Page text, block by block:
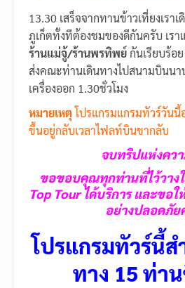
13.30 เสร็จจากทานข้าวเที่ยงเรา
ภูเก็ตทั้งทีต้องชมของดีกันครับ เรา
ร้านแม่จู้/ร้านพรทิพย์กันเรียบร้อย
ส่งคณะท่านเดินทางไปสนามบินนา
เครื่องออก 1.30ชั่วโมง
หมายเหตุ โปรแกรมแกรมทัวร์วันนี้
ขึ้นอยู่กลับเวลาไฟลท์บินขากลับ
จบทริปแห่งคว
ขอขอบคุณทุกท่านที่ไว้วาง
Top Tour ได้บริการ และขอ
อย่างปลอดภัย
โปรแกรมทัวร์นี้ส
ทาง 15 ท่า